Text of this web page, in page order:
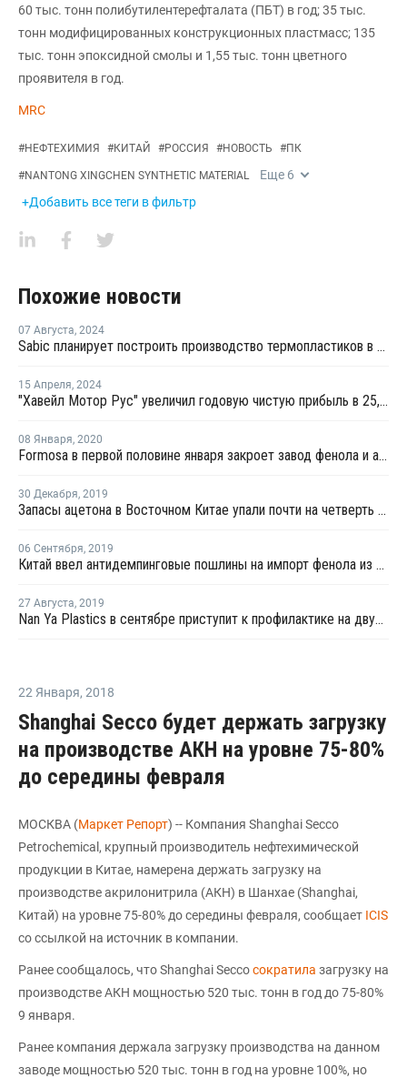
60 тыс. тонн полибутилентерефталата (ПБТ) в год; 35 тыс.
тонн модифицированных конструкционных пластмасс; 135
тыс. тонн эпоксидной смолы и 1,55 тыс. тонн цветного
проявителя в год.
MRC
#НЕФТЕХИМИЯ #КИТАЙ #РОССИЯ #НОВОСТЬ #ПК
#NANTONG XINGCHEN SYNTHETIC MATERIAL Еще 6
+Добавить все теги в фильтр
Похожие новости
07 Августа, 2024
Sabic планирует построить производство термопластиков в Китае
15 Апреля, 2024
"Хавейл Мотор Рус" увеличил годовую чистую прибыль в 25,8 раза
08 Января, 2020
Formosa в первой половине января закроет завод фенола и ацетона в Нинбо на плановую профилактику
30 Декабря, 2019
Запасы ацетона в Восточном Китае упали почти на четверть в конце декабря
06 Сентября, 2019
Китай ввел антидемпинговые пошлины на импорт фенола из ряда стран
27 Августа, 2019
Nan Ya Plastics в сентябре приступит к профилактике на двух линиях БФА в Майлиао
22 Января, 2018
Shanghai Secco будет держать загрузку
на производстве АКН на уровне 75-80%
до середины февраля
МОСКВА (Маркет Репорт) -- Компания Shanghai Secco
Petrochemical, крупный производитель нефтехимической
продукции в Китае, намерена держать загрузку на
производстве акрилонитрила (АКН) в Шанхае (Shanghai,
Китай) на уровне 75-80% до середины февраля, сообщает ICIS
со ссылкой на источник в компании.
Ранее сообщалось, что Shanghai Seccoсократила загрузку на
производстве АКН мощностью 520 тыс. тонн в год до 75-80%
9 января.
Ранее компания держала загрузку производства на данном
заводе мощностью 520 тыс. тонн в год на уровне 100%, но